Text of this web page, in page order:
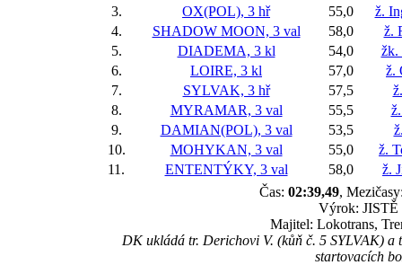
3.
OX(POL), 3 hř 55,0
ž.
4.
SHADOW MOON, 3 val 58,0
ž.
5.
DIADEMA, 3 kl 54,0
žk.
6.
LOIRE, 3 kl 57,0
ž.
7.
SYLVAK, 3 hř 57,5
8.
MYRAMAR, 3 val 55,5
9.
DAMIAN(POL), 3 val 53,5
10.
MOHYKAN, 3 val 55,0
ž.
11.
ENTENTÝKY, 3 val 58,0
ž.
Čas: 02:39,49,
Výrok: JISTĚ
Majitel: Lokotrans,
DK ukládá tr. Derichovi V. (kůň č. 5 SYLVAK) a
startovacích